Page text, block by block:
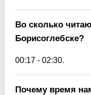
Во сколько
Борисоглебске?
00:17 - 02:30.
Почему время